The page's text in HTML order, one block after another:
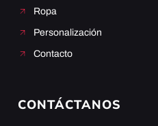
Ropa
Personalización
Contacto
CONTÁCTANOS